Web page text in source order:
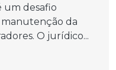
um desafio
manutenção da
O jurídico...